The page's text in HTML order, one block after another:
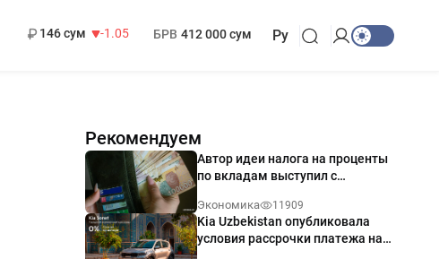
146 сум
-1.05
БРВ 412 000 сум Ру
Рекомендуем
Автор идеи налога на проценты
по вкладам выступил с
Экономика 11909
Kia Uzbekistan опубликовала
условия рассрочки платежа на